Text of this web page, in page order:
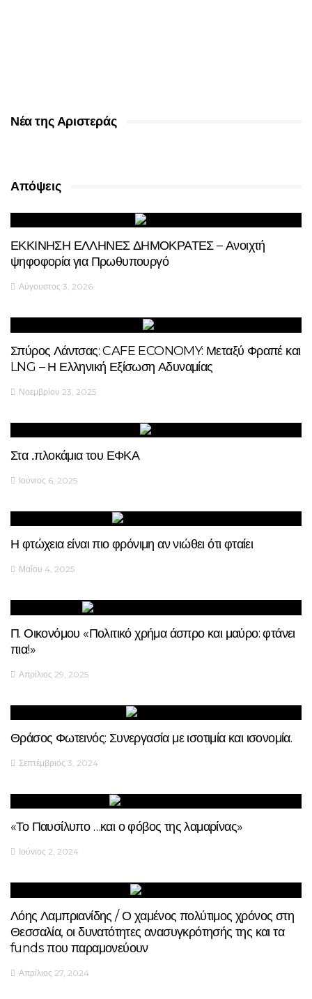
Νέα της Αριστεράς
Απόψεις
ΕΚΚΙΝΗΣΗ ΕΛΛΗΝΕΣ ΔΗΜΟΚΡΑΤΕΣ – Ανοιχτή
ψηφοφορία για Πρωθυπουργό
Αύγουστος 3, 2026
Σπύρος Λάντσας: CAFE ECONOMY: Μεταξύ Φραπέ και
LNG – Η Ελληνική Εξίσωση Αδυναμίας
Νοεμβρίου 23, 2025
Στα ..πλοκάμια του ΕΦΚΑ
Ιούνιος 6, 2025
Η φτώχεια είναι πιο φρόνιμη αν νιώθει ότι φταίει
Μαΐου 4, 2025
Π. Οικονόμου «Πολιτικό χρήμα άσπρο και μαύρο: φτάνει
πια!»
Απρίλιος 29, 2025
Θράσος Φωτεινός: Συνεργασία με ισοτιμία και ισονομία.
Σεπτέμβριος 3, 2024
«Το Παυσίλυπο …και ο φόβος της λαμαρίνας»
Ιούνιος 2, 2024
Λόης Λαμπριανίδης / Ο χαμένος πολύτιμος χρόνος στη
Θεσσαλία, οι δυνατότητες ανασυγκρότησής της και τα
funds που παραμονεύουν
Απρίλιος 27, 2024